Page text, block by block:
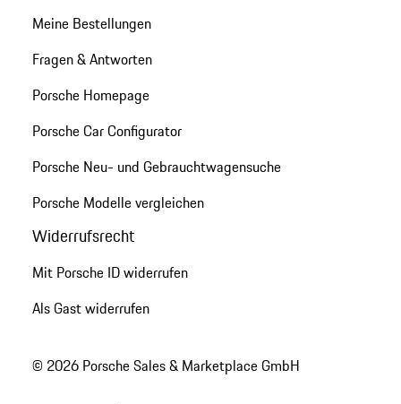
Meine Bestellungen
Fragen & Antworten
Porsche Homepage
Porsche Car Configurator
Porsche Neu- und Gebrauchtwagensuche
Porsche Modelle vergleichen
Widerrufsrecht
Mit Porsche ID widerrufen
Als Gast widerrufen
© 2026 Porsche Sales & Marketplace GmbH